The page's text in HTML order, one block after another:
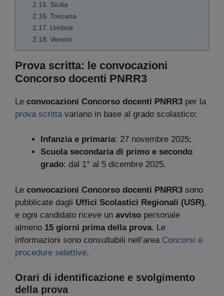
Sicilia
Toscana
Umbria
Veneto
Prova scritta: le convocazioni
Concorso docenti PNRR3
Le convocazioni Concorso docenti PNRR3 per la
prova scrittavariano in base al grado scolastico:
Infanzia e primaria: 27 novembre 2025;
Scuola secondaria di primo e secondo
grado: dal 1° al 5 dicembre 2025.
Le convocazioni Concorso docenti PNRR3 sono
pubblicate dagli Uffici Scolastici Regionali (USR),
e ogni candidato riceve un avviso personale
almeno 15 giorni prima della prova. Le
informazioni sono consultabili nell’area Concorsi e
procedure selettive.
Orari di identificazione e svolgimento
della prova